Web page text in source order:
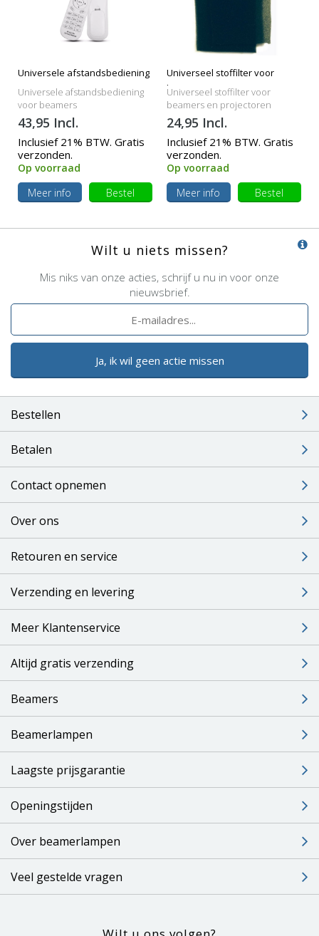
Universele afstandsbediening
Universele afstandsbediening
voor beamers
43,95 Incl.
Inclusief 21% BTW. Gratis
verzonden.
Op voorraad
Meer info
Bestel
Universeel stoffilter voor
beamers
Universeel stoffilter voor
beamers en projectoren
24,95 Incl.
Inclusief 21% BTW. Gratis
verzonden.
Op voorraad
Meer info
Bestel
Wilt u niets missen?
Mis niks van onze acties, schrijf u nu in voor onze
nieuwsbrief.
Ja, ik wil geen actie missen
Bestellen
Betalen
Contact opnemen
Over ons
Retouren en service
Verzending en levering
Meer Klantenservice
Altijd gratis verzending
Beamers
Beamerlampen
Laagste prijsgarantie
Openingstijden
Over beamerlampen
Veel gestelde vragen